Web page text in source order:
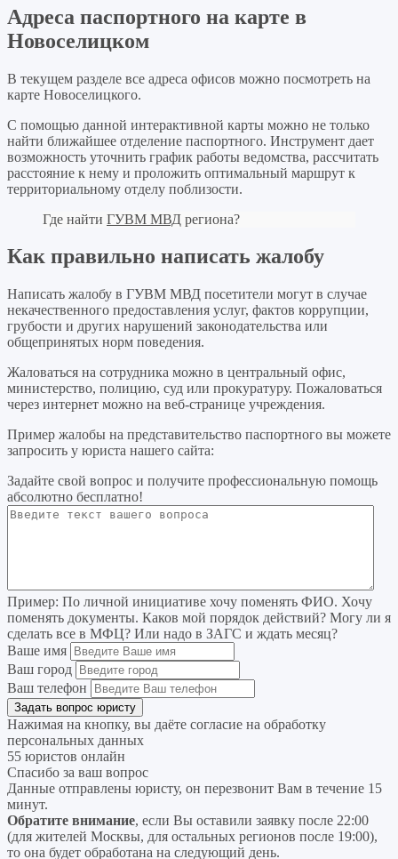
Адреса паспортного на карте в
Новоселицком
В текущем разделе все адреса офисов можно посмотреть на
карте Новоселицкого.
С помощью данной интерактивной карты можно не только
найти ближайшее отделение паспортного. Инструмент дает
возможность уточнить график работы ведомства, рассчитать
расстояние к нему и проложить оптимальный маршрут к
территориальному отделу поблизости.
Где найти ГУВМ МВД региона?
Как правильно написать жалобу
Написать жалобу в ГУВМ МВД посетители могут в случае
некачественного предоставления услуг, фактов коррупции,
грубости и других нарушений законодательства или
общепринятых норм поведения.
Жаловаться на сотрудника можно в центральный офис,
министерство, полицию, суд или прокуратуру. Пожаловаться
через интернет можно на веб-странице учреждения.
Пример жалобы на представительство паспортного вы можете
запросить у юриста нашего сайта:
Задайте свой вопрос и получите профессиональную помощь
абсолютно бесплатно!
Пример: По личной инициативе хочу поменять ФИО. Хочу
поменять документы. Каков мой порядок действий? Могу ли я
сделать все в МФЦ? Или надо в ЗАГС и ждать месяц?
Ваше имя
Ваш город
Ваш телефон
Нажимая на кнопку, вы даёте согласие на обработку
персональных данных
55 юристов онлайн
Спасибо за ваш вопрос
Данные отправлены юристу, он перезвонит Вам в течение 15
минут.
Обратите внимание, если Вы оставили заявку после 22:00
(для жителей Москвы, для остальных регионов после 19:00),
то она будет обработана на следующий день.